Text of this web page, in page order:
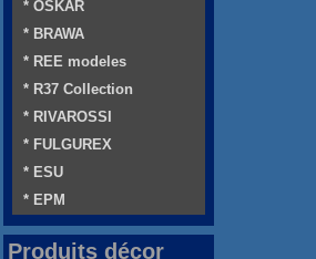
* OSKAR
* BRAWA
* REE modeles
* R37 Collection
* RIVAROSSI
* FULGUREX
* ESU
* EPM
Produits décor